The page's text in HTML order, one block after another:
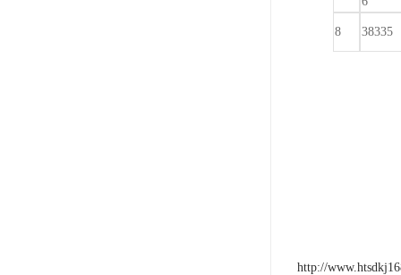
8 38335
http://